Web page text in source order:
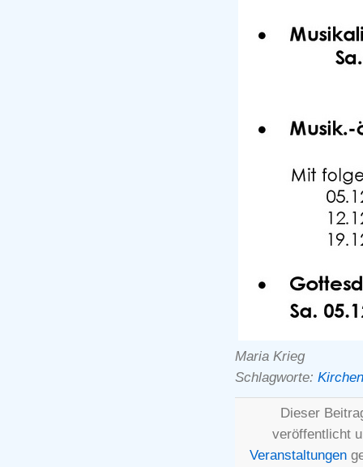
Maria Krieg
Schlagworte:
Dieser
veröffentlicht
Veranstaltungen